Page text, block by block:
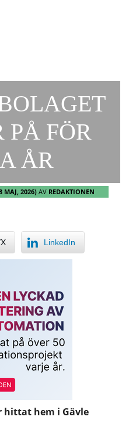
PÅ FÖR
ÅR
MAJ, 2026) AV REDAKTIONEN
LinkedIn
hittat hem i Gävle